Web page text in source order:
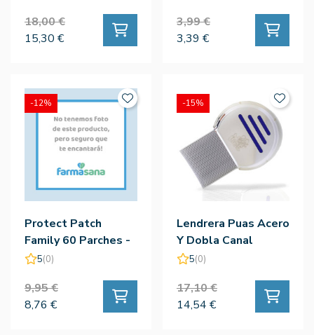
18,00 €
15,30 €
3,99 €
3,39 €
Protect Patch
Family 60 Parches -
Farmamic
5(0)
9,95 €
8,76 €
-12%
Lendrera Puas Acero
Y Dobla Canal
Blister
5(0)
17,10 €
14,54 €
-15%